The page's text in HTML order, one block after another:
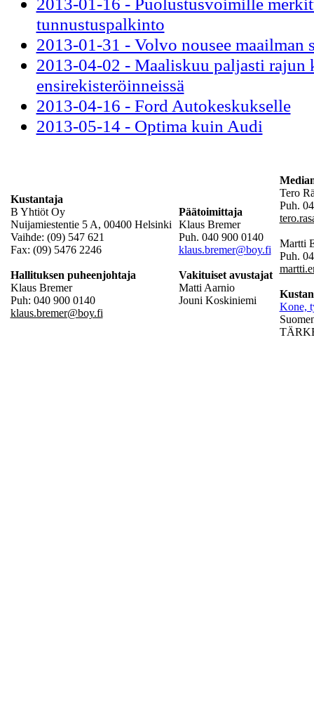
tunnustuspalkinto
2013-01-31 - Volvo nousee maailman
2013-04-02 - Maaliskuu paljasti rajun
ensirekisteröinneissä
2013-04-16 - Ford Autokeskukselle
2013-05-14 - Optima kuin Audi
Kustantaja
B Yhtiöt Oy
Nuijamiestentie 5 A, 00400 Helsinki
Vaihde: (09) 547 621
Fax: (09) 5476 2246
Hallituksen puheenjohtaja
Klaus Bremer
Puh: 040 900 0140
klaus.bremer@boy.fi
Päätoimittaja
Klaus Bremer
Puh. 040 900 0140
klaus.bremer@boy.fi
Vakituiset avustajat
Matti Aarnio
Jouni Koskiniemi
Tero
Puh.
Martti
Puh.
Kone,